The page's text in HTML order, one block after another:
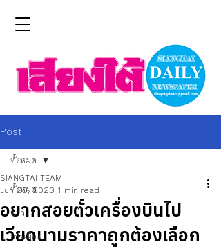
Post
ทั้งหมด
ข่าว
การเมือง
ทั้งหมด
อยากสอยตั๋วเครื่องบินไป
เวียดนามราคาถูกต้องเลือก
SIANGTAI TEAM
Jun 28, 2023 1 min read